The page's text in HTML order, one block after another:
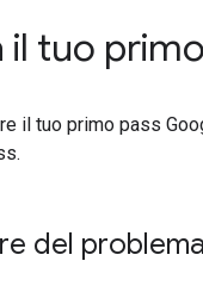
il tuo
il tuo primo pass
del problema